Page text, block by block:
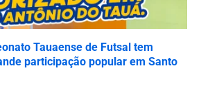
Tauaense de Futsal tem
participação popular em Santo